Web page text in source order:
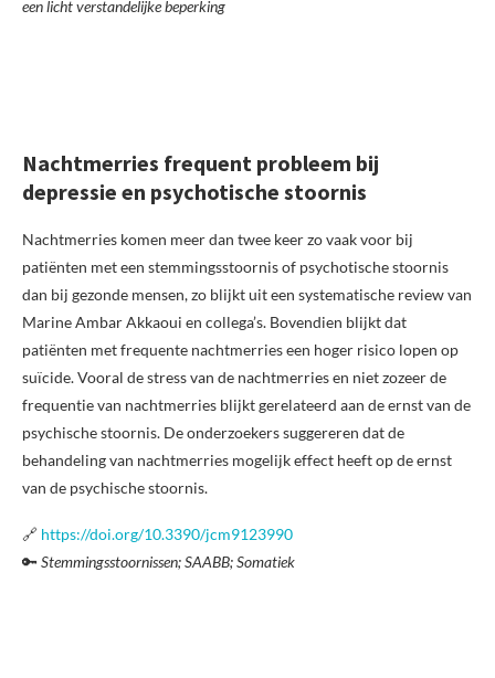
een licht verstandelijke beperking
Nachtmerries frequent probleem bij
depressie en psychotische stoornis
Nachtmerries komen meer dan twee keer zo vaak voor bij
patiënten met een stemmingsstoornis of psychotische stoornis
dan bij gezonde mensen, zo blijkt uit een systematische review van
Marine Ambar Akkaoui en collega’s. Bovendien blijkt dat
patiënten met frequente nachtmerries een hoger risico lopen op
suïcide. Vooral de stress van de nachtmerries en niet zozeer de
frequentie van nachtmerries blijkt gerelateerd aan de ernst van de
psychische stoornis. De onderzoekers suggereren dat de
behandeling van nachtmerries mogelijk effect heeft op de ernst
van de psychische stoornis.
🔗 https://doi.org/10.3390/jcm9123990
🔑Stemmingsstoornissen; SAABB; Somatiek